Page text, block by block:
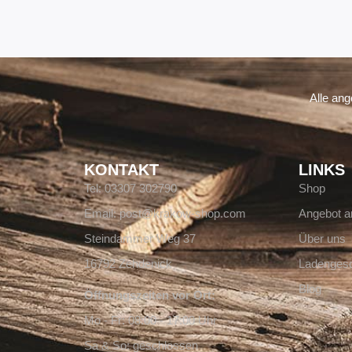
Alle
KONTAKT
Tel: 03307 302790
Email: post@krakow-shop.com
Steindammer Weg 37
16792 Zehdenick
Öffnungszeiten vor Ort:
Mo - Fr: 08:00 - 17:00 Uhr
Sa & So: geschlossen
LINKS
Shop
Angebot
Über uns
Blog